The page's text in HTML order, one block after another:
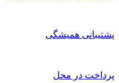
پشتیبانی همیشگی
پرداخت در محل